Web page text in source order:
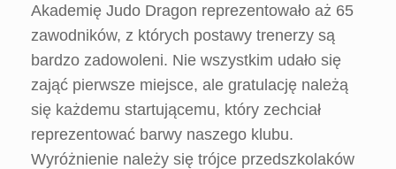
Akademię Judo Dragon reprezentowało aż 65
zawodników, z których postawy trenerzy są
bardzo zadowoleni. Nie wszystkim udało się
zająć pierwsze miejsce, ale gratulację należą
się każdemu startującemu, który zechciał
reprezentować barwy naszego klubu.
Wyróżnienie należy się trójce przedszkolaków